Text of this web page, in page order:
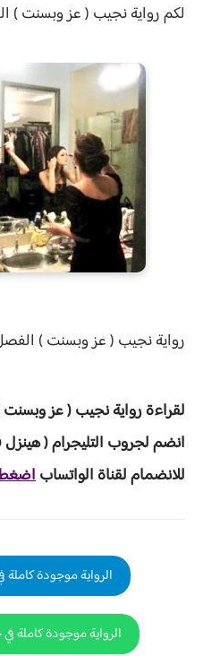
لكمروايةنجيب ( عز وبسنت )
روايةنجيب ( عز وبسنت )
لقراءةرواية نجيب ( عز
انضم لجروب التليجرام (
للانضمام لقناة الواتساب
الرواية موجودة كاملة
الرواية موجودة كاملة